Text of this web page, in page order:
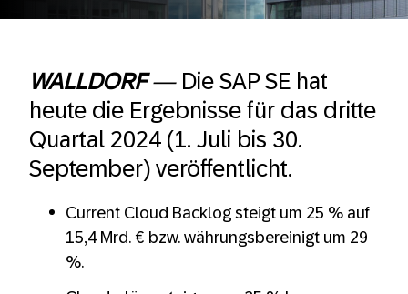
WALLDORF— Die SAP SE hat
heute die Ergebnisse für das dritte
Quartal 2024 (1. Juli bis 30.
September) veröffentlicht.
Current Cloud Backlog steigt um 25 % auf
15,4 Mrd. € bzw. währungsbereinigt um 29
%.